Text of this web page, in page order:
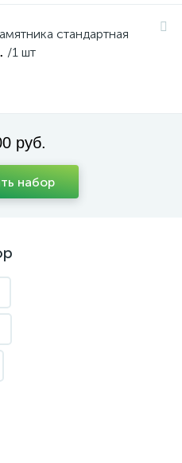
стандартная
/1 шт
руб.
набор